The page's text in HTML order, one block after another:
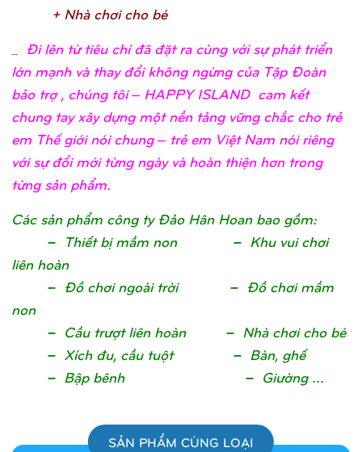
+ Nhà chơi cho bé
Đi lên từ tiêu chí đã đặt ra cùng với sự phát triển
lớn mạnh và thay đổi không ngừng của Tập Đoàn
bảo trợ , chúng tôi – HAPPY ISLAND cam kết
chung tay xây dựng một nền tảng vững chắc cho trẻ
em Thế giới nói chung – trẻ em Việt Nam nói riêng
với sự đổi mới từng ngày và hoàn thiện hơn trong
từng sản phẩm.
Các sản phẩm công ty Đảo Hân Hoan bao gồm:
– Thiết bịmầm non – Khu vui chơi
liên hoàn
– Đồchơi ngoài trời – Đồchơi mầm
non
– Cầu trượt liên hoàn – Nhà chơi cho bé
– Xích đu, cầu tuột – Bàn, ghế
– Bập bênh – Giường ...
SẢN PHẨM CÙNG LOẠI